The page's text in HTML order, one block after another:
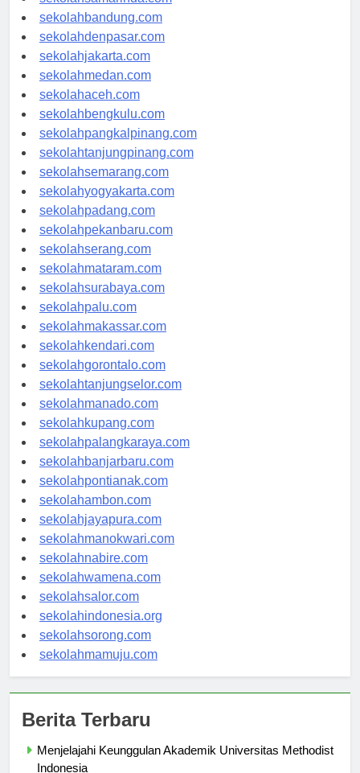
sekolahsamarinda.com
sekolahbandung.com
sekolahdenpasar.com
sekolahjakarta.com
sekolahmedan.com
sekolahaceh.com
sekolahbengkulu.com
sekolahpangkalpinang.com
sekolahtanjungpinang.com
sekolahsemarang.com
sekolahyogyakarta.com
sekolahpadang.com
sekolahpekanbaru.com
sekolahserang.com
sekolahmataram.com
sekolahsurabaya.com
sekolahpalu.com
sekolahmakassar.com
sekolahkendari.com
sekolahgorontalo.com
sekolahtanjungselor.com
sekolahmanado.com
sekolahkupang.com
sekolahpalangkaraya.com
sekolahbanjarbaru.com
sekolahpontianak.com
sekolahambon.com
sekolahjayapura.com
sekolahmanokwari.com
sekolahnabire.com
sekolahwamena.com
sekolahsalor.com
sekolahindonesia.org
sekolahsorong.com
Menjelajahi Keunggulan Akademik Universitas Methodist